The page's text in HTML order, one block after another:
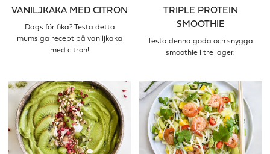
VANILJKAKA MED CITRON
Dags för fika? Testa detta
mumsiga recept på vaniljkaka
med citron!
TRIPLE PROTEIN
SMOOTHIE
Testa denna goda och snygga
smoothie i tre lager.